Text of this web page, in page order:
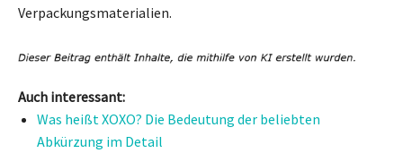
Verpackungsmaterialien.
Auch interessant:
Was heißt XOXO? Die Bedeutung der beliebten
Abkürzung im Detail